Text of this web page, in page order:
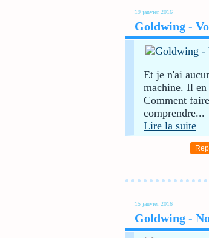
19 janvier 2016
Goldwing -
Et je n'ai
machine. Il en
Comment
comprendre...
Lire la suite
15 janvier 2016
Goldwing -